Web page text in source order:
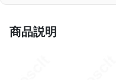
小型パーツを含みます。紛
し、チェックリストで出し
商品説明